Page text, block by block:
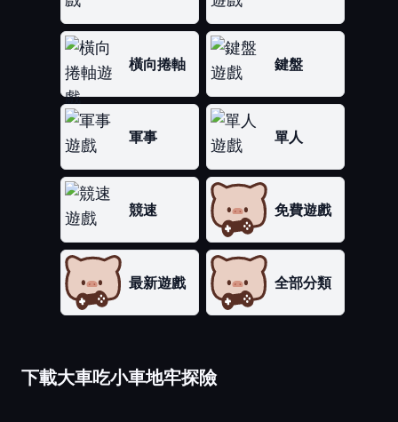
橫向捲軸 鍵盤
軍事 單人
競速 免費遊戲
最新遊戲 全部分類
下載大車吃小車地牢探險